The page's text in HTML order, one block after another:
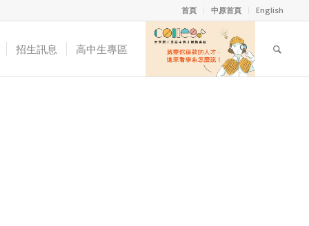
首頁 中原首頁 English
招生訊息 高中生專區